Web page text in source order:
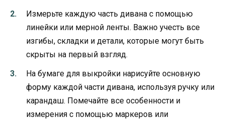
Измерьте каждую часть дивана с помощью
линейки или мерной ленты. Важно учесть все
изгибы, складки и детали, которые могут быть
скрыты на первый взгляд.
На бумаге для выкройки нарисуйте основную
форму каждой части дивана, используя ручку или
карандаш. Помечайте все особенности и
измерения с помощью маркеров или